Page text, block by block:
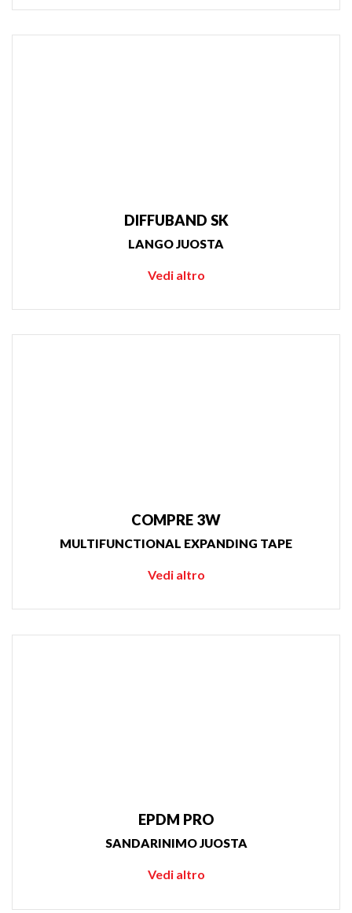
DIFFUBAND SK
LANGO JUOSTA
Vedi altro
COMPRE 3W
MULTIFUNCTIONAL EXPANDING TAPE
Vedi altro
EPDM PRO
SANDARINIMO JUOSTA
Vedi altro